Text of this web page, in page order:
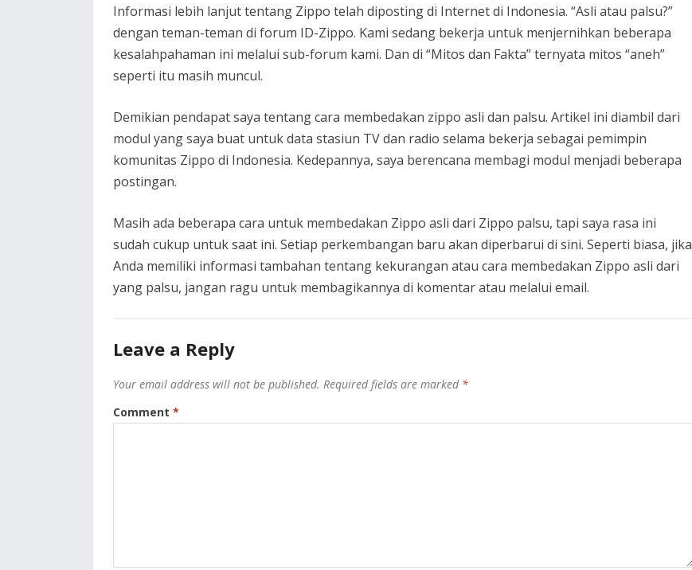
Informasi lebih lanjut tentang Zippo telah diposting di Internet di Indonesia. “Asli atau palsu?”
dengan teman-teman di forum ID-Zippo. Kami sedang bekerja untuk menjernihkan beberapa
kesalahpahaman ini melalui sub-forum kami. Dan di “Mitos dan Fakta” ternyata mitos “aneh”
seperti itu masih muncul.
Demikian pendapat saya tentang cara membedakan zippo asli dan palsu. Artikel ini diambil dari
modul yang saya buat untuk data stasiun TV dan radio selama bekerja sebagai pemimpin
komunitas Zippo di Indonesia. Kedepannya, saya berencana membagi modul menjadi beberapa
postingan.
Masih ada beberapa cara untuk membedakan Zippo asli dari Zippo palsu, tapi saya rasa ini
sudah cukup untuk saat ini. Setiap perkembangan baru akan diperbarui di sini. Seperti biasa, jika
Anda memiliki informasi tambahan tentang kekurangan atau cara membedakan Zippo asli dari
yang palsu, jangan ragu untuk membagikannya di komentar atau melalui email.
Leave a Reply
Your email address will not be published. Required fields are marked *
Comment *